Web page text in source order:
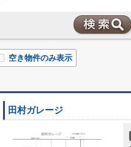
空き物件のみ表示
田村ガレージ